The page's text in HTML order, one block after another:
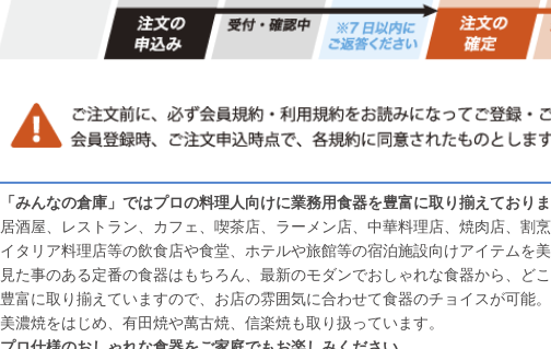
「みんなの倉庫」ではプロの料理人向けに業務用食器を豊富に取り揃えており
居酒屋、レストラン、カフェ、喫茶店、ラーメン店、中華料理店、焼肉店、割
イタリア料理店等の飲食店や食堂、ホテルや旅館等の宿泊施設向けアイテムを
見た事のある定番の食器はもちろん、最新のモダンでおしゃれな食器から、ど
豊富に取り揃えていますので、お店の雰囲気に合わせて食器のチョイスが可能。
美濃焼をはじめ、有田焼や萬古焼、信楽焼も取り扱っています。